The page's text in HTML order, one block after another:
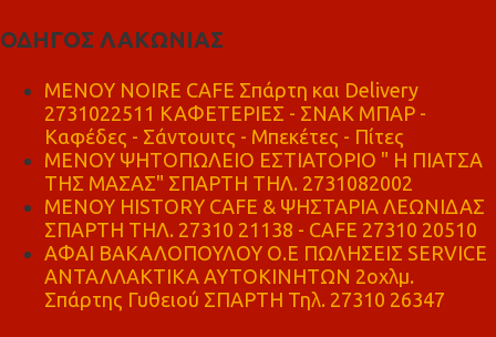
ΟΔΗΓΟΣ ΛΑΚΩΝΙΑΣ
MENOY NOIRE CAFE Σπάρτη και Delivery
2731022511 ΚΑΦΕΤΕΡΙΕΣ - ΣΝΑΚ ΜΠΑΡ -
Καφέδες - Σάντουιτς - Μπεκέτες - Πίτες
ΜΕΝΟΥ ΨΗΤΟΠΩΛΕΙΟ ΕΣΤΙΑΤΟΡΙΟ " Η ΠΙΑΤΣΑ
ΤΗΣ ΜΑΣΑΣ" ΣΠΑΡΤΗ ΤΗΛ. 2731082002
ΜΕΝΟΥ HISTORY CAFE & ΨΗΣΤΑΡΙΑ ΛΕΩΝΙΔΑΣ
ΣΠΑΡΤΗ ΤΗΛ. 27310 21138 - CAFE 27310 20510
ΑΦΑΙ ΒΑΚΑΛΟΠΟΥΛΟΥ Ο.Ε ΠΩΛΗΣΕΙΣ SERVICE
ΑΝΤΑΛΛΑΚΤΙΚΑ ΑΥΤΟΚΙΝΗΤΩΝ 2οχλμ.
Σπάρτης Γυθειού ΣΠΑΡΤΗ Τηλ. 27310 26347